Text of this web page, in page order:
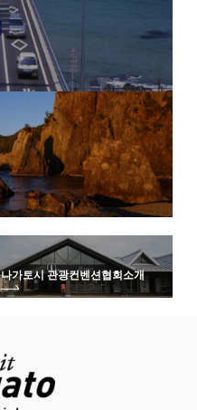
나가토시 관광컨벤션협회소개